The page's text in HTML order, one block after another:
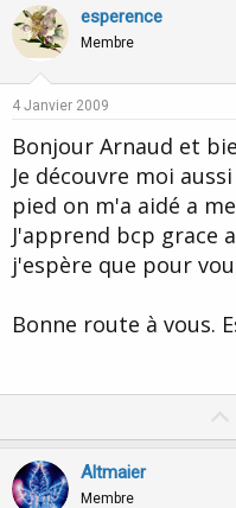
esperence
Membre
4 Janvier 2009
Bonjour Arnaud et
Je découvre moi
pied on m'a aidé a
J'apprend bcp grace
j'espère que pour
Bonne route à vous.
Altmaier
Membre